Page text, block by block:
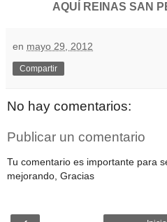
AQUÍ REINAS SAN
en mayo 29, 2012
Compartir
No hay comentarios:
Publicar un comentario
Tu comentario es importante para
mejorando, Gracias